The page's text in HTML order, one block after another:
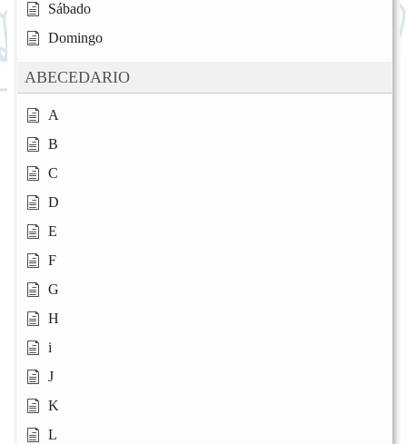
Sábado
Domingo
ABECEDARIO
A
B
C
D
E
F
G
H
i
J
K
L